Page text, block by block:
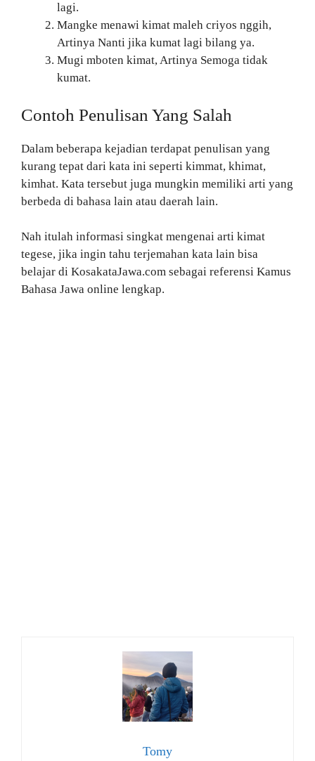
lagi.
Mangke menawi kimat maleh criyos nggih,
Artinya Nanti jika kumat lagi bilang ya.
Mugi mboten kimat, Artinya Semoga tidak
kumat.
Contoh Penulisan Yang Salah
Dalam beberapa kejadian terdapat penulisan yang
kurang tepat dari kata ini seperti kimmat, khimat,
kimhat. Kata tersebut juga mungkin memiliki arti yang
berbeda di bahasa lain atau daerah lain.
Nah itulah informasi singkat mengenai arti kimat
tegese, jika ingin tahu terjemahan kata lain bisa
belajar di KosakataJawa.com sebagai referensi Kamus
Bahasa Jawa online lengkap.
Tomy